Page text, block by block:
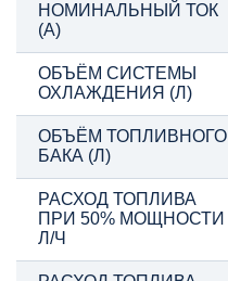
НОМИНАЛЬНЫЙ ТОК
(А)
ОБЪЁМ СИСТЕМЫ
ОХЛАЖДЕНИЯ (Л)
ОБЪЁМ ТОПЛИВНОГО
БАКА (Л)
РАСХОД ТОПЛИВА
ПРИ 50% МОЩНОСТИ
Л/Ч